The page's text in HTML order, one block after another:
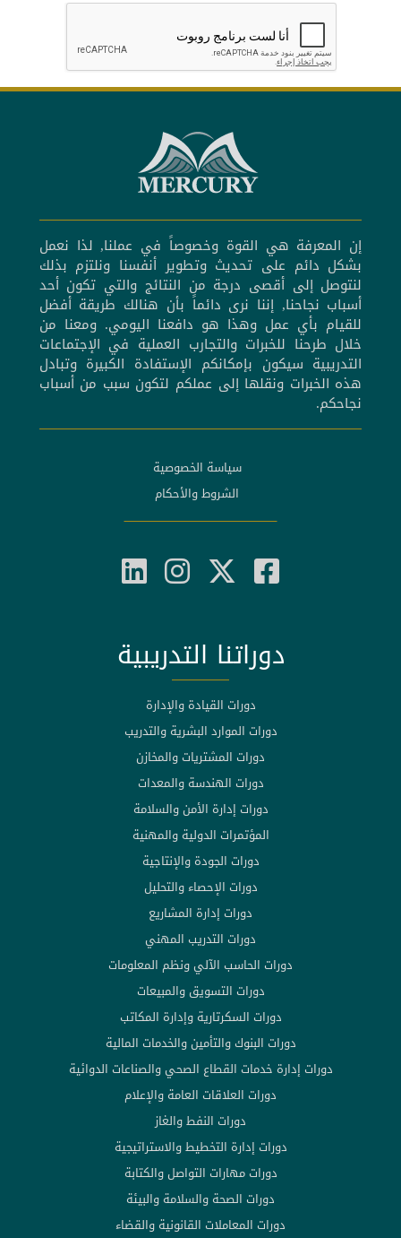
إن المعرفة هي القوة وخصوصاً في عملنا, لذا نعمل
بشكل دائم على تحديث وتطوير أنفسنا ونلتزم بذلك
لنتوصل إلى أقصى درجة من النتائج والتي تكون أحد
أسباب نجاحنا, إننا نرى دائماً بأن هنالك طريقة أفضل
للقيام بأي عمل وهذا هو دافعنا اليومي. ومعنا من
خلال طرحنا للخبرات والتجارب العملية في الإجتماعات
التدريبية سيكون بإمكانكم الإستفادة الكبيرة وتبادل
هذه الخبرات ونقلها إلى عملكم لتكون سبب من أسباب
نجاحكم.
سياسة الخصوصية
الشروط والأحكام
دوراتنا التدريبية
دورات القيادة والإدارة
دورات الموارد البشرية والتدريب
دورات المشتريات والمخازن
دورات الهندسة والمعدات
دورات إدارة الأمن والسلامة
المؤتمرات الدولية والمهنية
دورات الجودة والإنتاجية
دورات الإحصاء والتحليل
دورات إدارة المشاريع
دورات التدريب المهني
دورات الحاسب الآلي ونظم المعلومات
دورات التسويق والمبيعات
دورات السكرتارية وإدارة المكاتب
دورات البنوك والتأمين والخدمات المالية
دورات إدارة خدمات القطاع الصحي والصناعات الدوائية
دورات العلاقات العامة والإعلام
دورات النفط والغاز
دورات إدارة التخطيط والاستراتيجية
دورات مهارات التواصل والكتابة
دورات الصحة والسلامة والبيئة
دورات المعاملات القانونية والقضاء